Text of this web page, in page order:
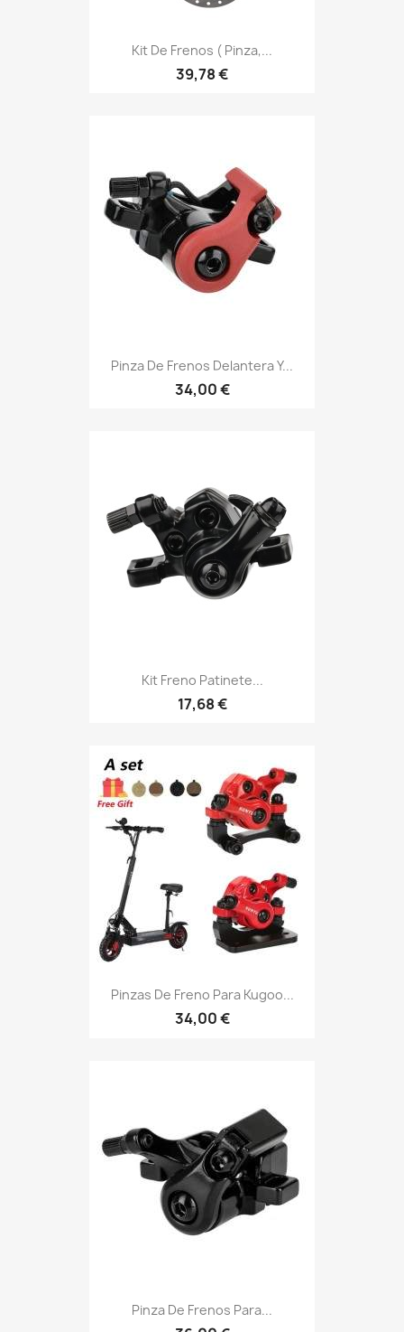
Kit De Frenos ( Pinza,...
39,78 €
Pinza De Frenos Delantera Y...
34,00 €
Kit Freno Patinete...
17,68 €
Pinzas De Freno Para Kugoo...
34,00 €
Pinza De Frenos Para...